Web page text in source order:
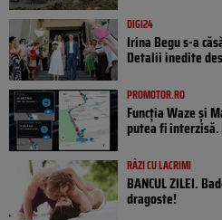
DIGI24
Irina Begu s-a
Detalii inedite
PROMOTOR.RO
Funcția Waze și
putea fi
RÂZI CU LACRIMI
BANCUL ZILEI.
dragoste!